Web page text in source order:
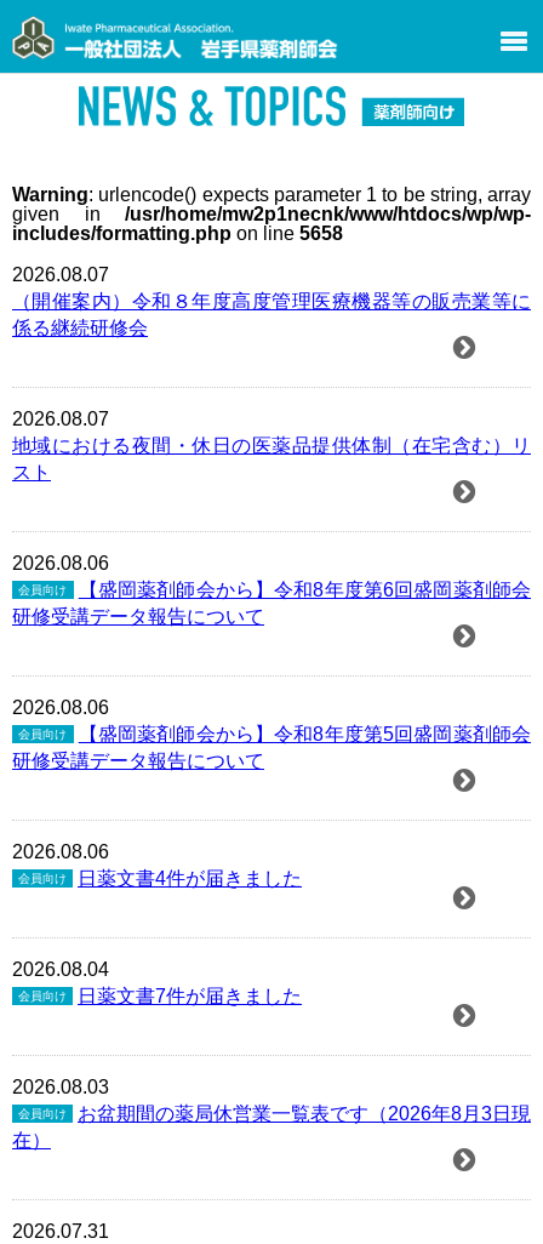
Warning: urlencode() expects parameter 1 to be string, array
given in /usr/home/mw2p1necnk/www/htdocs/wp/wp-
includes/formatting.php on line 5658
2026.08.07
（開催案内）令和８年度高度管理医療機器等の販売業等に
係る継続研修会
2026.08.07
地域における夜間・休日の医薬品提供体制（在宅含む）リ
スト
2026.08.06
会員向け
【盛岡薬剤師会から】令和8年度第6回盛岡薬剤師会
研修受講データ報告について
2026.08.06
会員向け
【盛岡薬剤師会から】令和8年度第5回盛岡薬剤師会
研修受講データ報告について
2026.08.06
会員向け 日薬文書4件が届きました
2026.08.04
会員向け 日薬文書7件が届きました
2026.08.03
会員向け
お盆期間の薬局休営業一覧表です（2026年8月3日現
在）
2026.07.31